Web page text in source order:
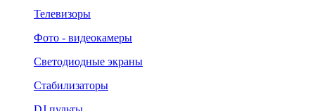
Телевизоры
Фото - видеокамеры
Светодиодные экраны
Стабилизаторы